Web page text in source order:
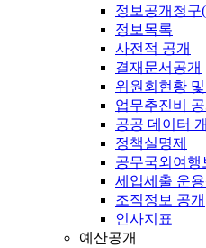
정보공개청구
정보목록
사전적 공개
결재문서공개
위원회현황
업무추진비 공
공공 데이터
정책실명제
공무국외여행
세입세출 운
조직정보 공개
인사지표
예산공개